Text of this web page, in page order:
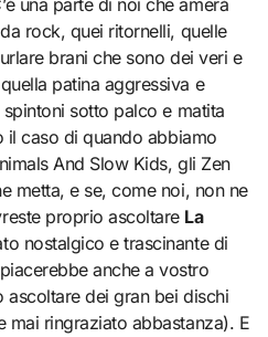
una parte di noi che amerà
rock, quei ritornelli, quelle
brani che sono dei veri e
patina aggressiva e
sotto palco e matita
il caso di quando abbiamo
And Slow Kids, gli Zen
metta, e se, come noi, non ne
proprio ascoltare La
nostalgico e trascinante di
anche a vostro
dei gran bei dischi
mai ringraziato abbastanza). E